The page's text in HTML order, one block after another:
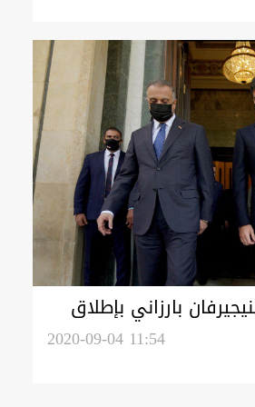
بارزاني بإطلاق
بإقليم كوردستان
2020-09-04 11:54